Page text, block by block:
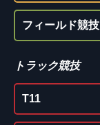
フィールド競技
トラック競技
T11